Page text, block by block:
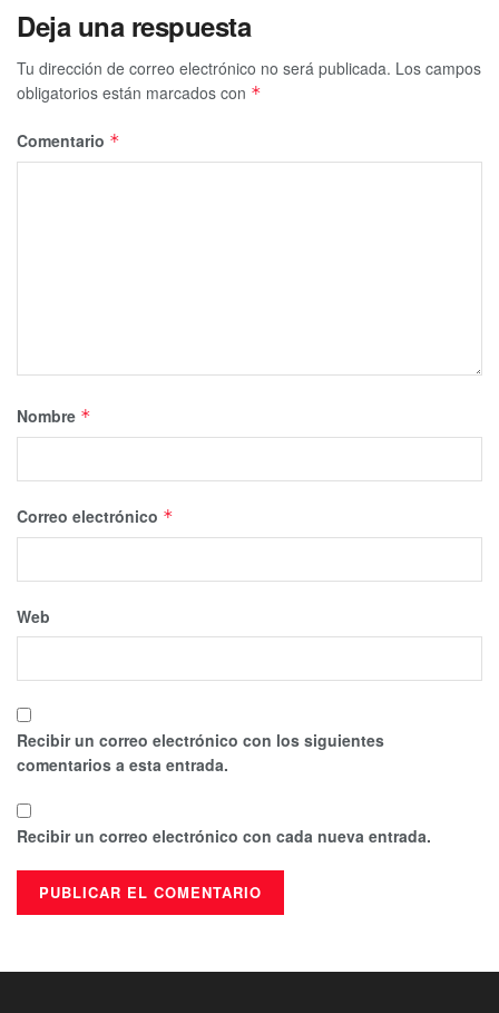
Deja una respuesta
Tu dirección de correo electrónico no será publicada. Los campos
obligatorios están marcados con *
Comentario *
Nombre *
Correo electrónico *
Web
Recibir un correo electrónico con los siguientes
comentarios a esta entrada.
Recibir un correo electrónico con cada nueva entrada.